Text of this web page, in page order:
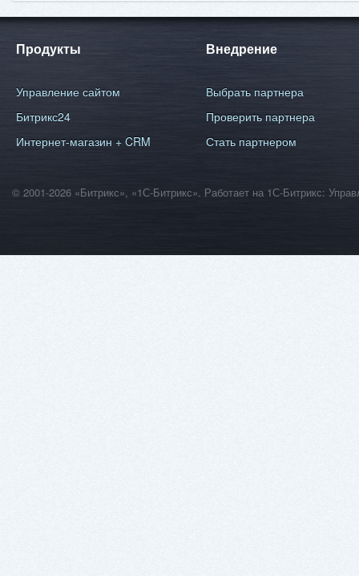
Продукты
Управление сайтом
Битрикс24
Интернет-магазин + CRM
Внедрение
Выбрать партнера
Проверить партнера
Стать партнером
© 2001-2026 «Битрикс», «1С-Битрикс». Работает на 1С-Битрикс: